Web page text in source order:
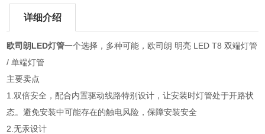
详细介绍
欧司朗LED灯管一个选择，多种可能，欧司朗 明亮 LED T8 双端灯管
/ 单端灯管
主要卖点
1.双倍安全，配合内置驱动线路特别设计，让安装时灯管处于开路状
态。避免安装中可能存在的触电风险，保障安装安全
2.无汞设计